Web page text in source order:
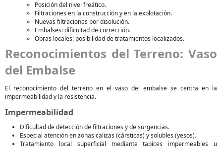
Posición del nivel freático.
Filtraciones en la construcción y en la explotación.
Nuevas filtraciones por disolución.
Embalses: dificultad de corrección.
Obras locales: posibilidad de tratamientos localizados.
Reconocimientos del Terreno: Vaso
del Embalse
El reconocimiento del terreno en el vaso del embalse se centra en la
impermeabilidad y la resistencia.
Impermeabilidad
Dificultad de detección de filtraciones y de surgencias.
Especial atención en zonas calizas (cársticas) y solubles (yesos).
Tratamiento local superficial mediante tapices impermeables u